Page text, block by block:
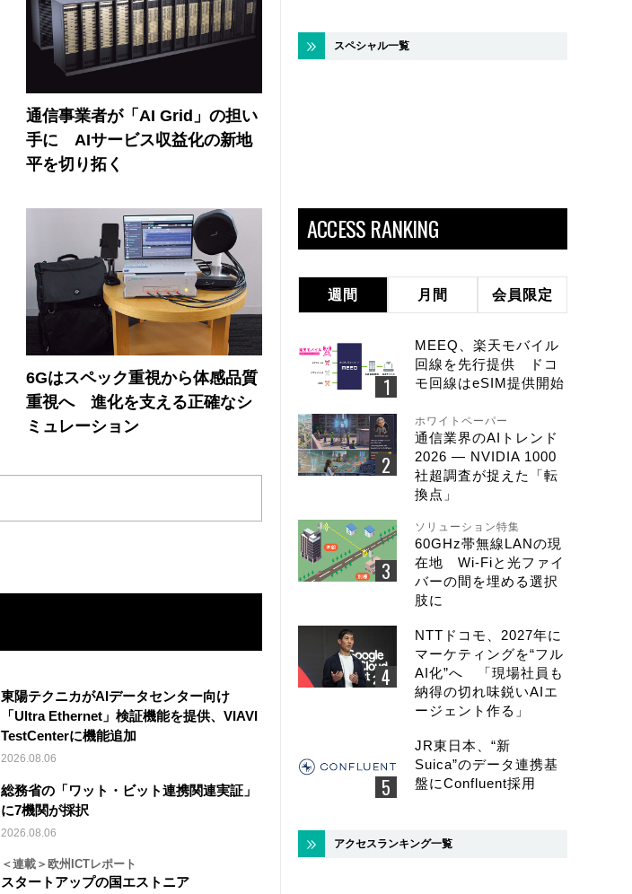
通信事業者が「AI Grid」の担い
手に AIサービス収益化の新地
平を切り拓く
6Gはスペック重視から体感品質
重視へ 進化を支える正確なシ
ミュレーション
東陽テクニカがAIデータセンター向け
「Ultra Ethernet」検証機能を提供、VIAVI
TestCenterに機能追加
2026.08.06
総務省の「ワット・ビット連携関連実証」
に7機関が採択
2026.08.06
＜連載＞欧州ICTレポート
スタートアップの国エストニア
スペシャル一覧
ACCESS RANKING
週間 月間 会員限定
MEEQ、楽天モバイル
回線を先行提供 ドコ
モ回線はeSIM提供開始
ホワイトペーパー
通信業界のAIトレンド
2026 ― NVIDIA 1000
社超調査が捉えた「転
換点」
ソリューション特集
60GHz帯無線LANの現
在地 Wi-Fiと光ファイ
バーの間を埋める選択
肢に
NTTドコモ、2027年に
マーケティングを“フル
AI化”へ 「現場社員も
納得の切れ味鋭いAIエ
ージェント作る」
JR東日本、“新
Suica”のデータ連携基
盤にConfluent採用
アクセスランキング一覧